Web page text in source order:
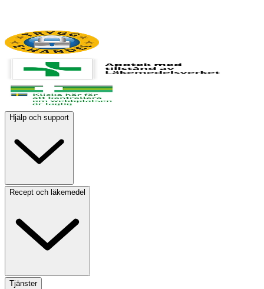
Hjälp och support
Recept och läkemedel
Tjänster